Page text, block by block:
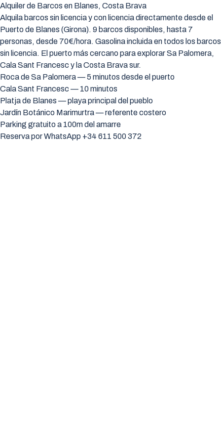
Alquiler de Barcos en Blanes, Costa Brava
Alquila barcos sin licencia y con licencia directamente desde el
Puerto de Blanes (Girona). 9 barcos disponibles, hasta 7
personas, desde 70€/hora. Gasolina incluida en todos los barcos
sin licencia. El puerto más cercano para explorar Sa Palomera,
Cala Sant Francesc y la Costa Brava sur.
Roca de Sa Palomera — 5 minutos desde el puerto
Cala Sant Francesc — 10 minutos
Platja de Blanes — playa principal del pueblo
Jardín Botánico Marimurtra — referente costero
Parking gratuito a 100m del amarre
Reserva por WhatsApp +34 611 500 372